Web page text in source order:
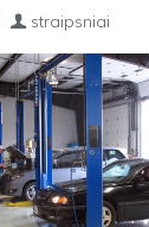
straipsniai